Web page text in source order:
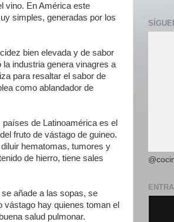
vino. En América este
simples, generadas por los
bien elevada y de sabor
industria genera vinagres a
para resaltar el sabor de
como ablandador de
de Latinoamérica es el
fruto de vástago de guineo.
hematomas, tumores y
de hierro, tiene sales
añade a las sopas, se
hay quienes toman el
salud pulmonar.